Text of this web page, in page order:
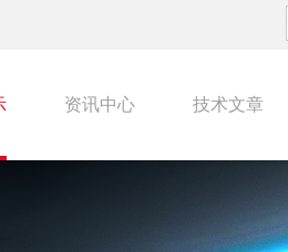
资讯中心 技术文章